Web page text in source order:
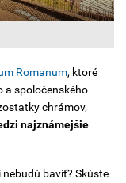
Romanum, ktoré
a spoločenského
chrámov,
najznámejšie
baviť? Skúste